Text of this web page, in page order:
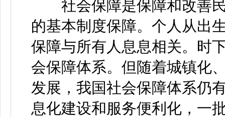
社会保障是保障和改善民
的基本制度保障。个人从出
保障与所有人息息相关。时
会保障体系。但随着城镇化
发展，我国社会保障体系仍
息化建设和服务便利化，一